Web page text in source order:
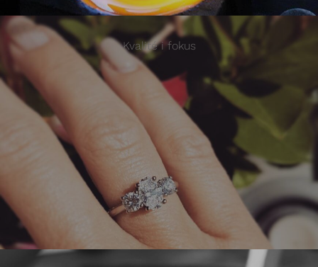
Kvalité i fokus